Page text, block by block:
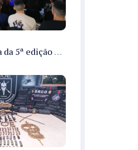
Sejusc participa da 5ª edição do Caminhos Literários com foco na cultura hip-hop nas unidades socioeducativas